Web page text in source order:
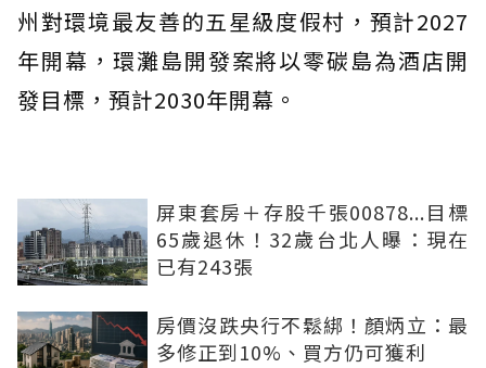
州對環境最友善的五星級度假村，預計2027
年開幕，環灘島開發案將以零碳島為酒店開
發目標，預計2030年開幕。
屏東套房＋存股千張00878...目標
65歲退休！32歲台北人曝：現在
已有243張
房價沒跌央行不鬆綁！顏炳立：最
多修正到10%、買方仍可獲利